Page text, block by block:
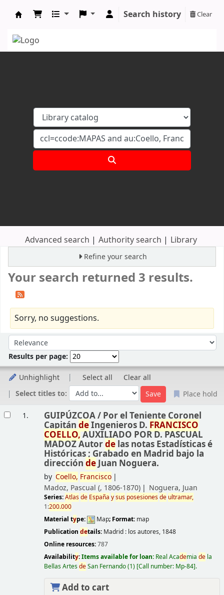
Search history Clear
Advanced search Authority search Library
Refine your search
Your search returned 3 results.
Sorry, no suggestions.
Sort by:
Results per page:
Unhighlight Select all
Clear all
Select titles to:
Place hold
1. GUIPÚZCOA / Por el Teniente Coronel
Capitán deIngenieros D. FRANCISCO
COELLO,AUXILIADO POR D. PASCUAL
MADOZ Autordelas notas Estadísticas é
Históricas ; Grabado en Madrid bajo la
dirección deJuan Noguera.
by Coello, Francisco
Madoz, Pascual (, 1806-1870) Noguera, Juan
Series:Atlasde España ysus posesionesde ultramar,
1:200.000
Material type: Map; Format: map
Publication details: Madrid : los autores, 1848
Online resources:787
Availability:Items available for loan: Real Academia dela
Bellas ArtesdeSan Fernando(1) Call number: Mp-84 .
Add to cart